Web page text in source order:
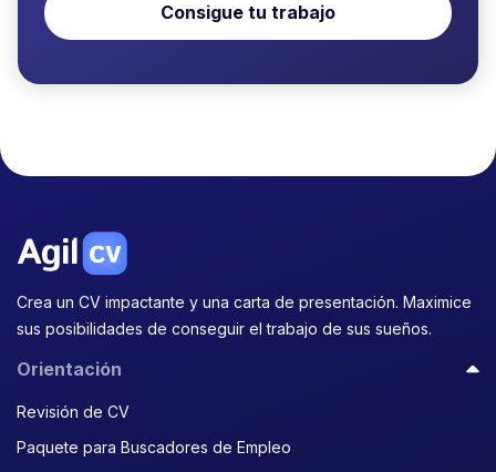
Consigue tu trabajo
Crea un CV impactante y una carta de presentación. Maximice
sus posibilidades de conseguir el trabajo de sus sueños.
Orientación
Revisión de CV
Paquete para Buscadores de Empleo